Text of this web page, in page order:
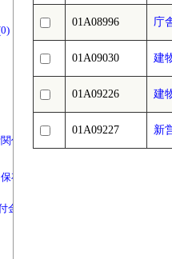
係)(0)
存する債権発
金(1)
01A08996 庁
01A09030 建
01A09226 建
01A09227 新